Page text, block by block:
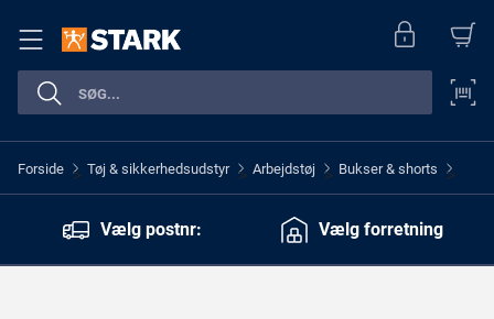
Forside > Tøj & sikkerhedsudstyr > Arbejdstøj > Bukser & shorts >
Vælg postnr: Vælg forretning